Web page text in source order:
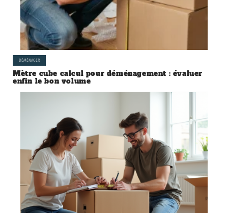
DÉMÉNAGER
Mètre cube calcul pour déménagement : évaluer
enfin le bon volume